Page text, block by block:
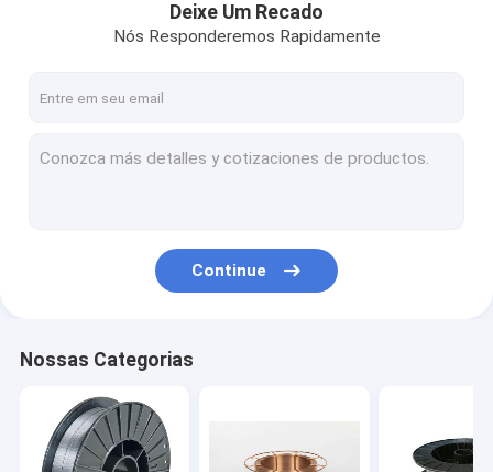
Deixe Um Recado
Nós Responderemos Rapidamente
Continue
Nossas Categorias